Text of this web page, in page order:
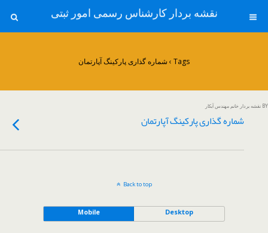
نقشه بردار کارشناس رسمی امور ثبتی
Tags › شماره گذاری پارکینگ آپارتمان
BY نقشه بردار خانم مهندس آبکار
شماره گذاری پارکینگ آپارتمان
Back to top
Mobile Desktop